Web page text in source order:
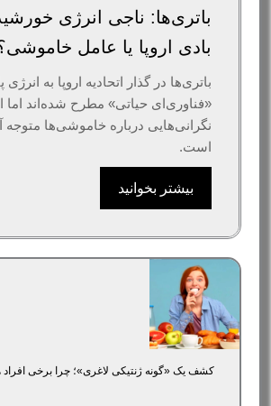
باتری‌ها: ناجی انرژی
بادی اروپا یا عامل
باتری‌ها در گذار اتحادیه اروپا به
«فناوری‌ای حیاتی» مطرح شده‌اند اما
نگرانی‌هایی درباره خاموشی‌ها
است.
بیشتر بخوانید
کشف یک «گونه ژنتیکی لاغری»؛ چرا برخی